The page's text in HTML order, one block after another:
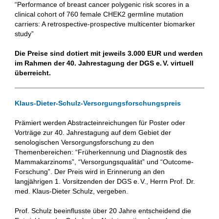
“Performance of breast cancer polygenic risk scores in a
clinical cohort of 760 female CHEK2 germline mutation
carriers: A retrospective-prospective multicenter biomarker
study”
Die Preise sind dotiert mit jeweils 3.000 EUR und werden
im Rahmen der 40. Jahrestagung der DGS e.V. virtuell
überreicht.
Klaus-Dieter-Schulz-Versorgungsforschungspreis
Prämiert werden Abstracteinreichungen für Poster oder
Vorträge zur 40. Jahrestagung auf dem Gebiet der
senologischen Versorgungsforschung zu den
Themenbereichen: “Früherkennung und Diagnostik des
Mammakarzinoms”, “Versorgungsqualität” und “Outcome-
Forschung”. Der Preis wird in Erinnerung an den
langjährigen 1. Vorsitzenden der DGS e.V., Herrn Prof. Dr.
med. Klaus-Dieter Schulz, vergeben.
Prof. Schulz beeinflusste über 20 Jahre entscheidend die